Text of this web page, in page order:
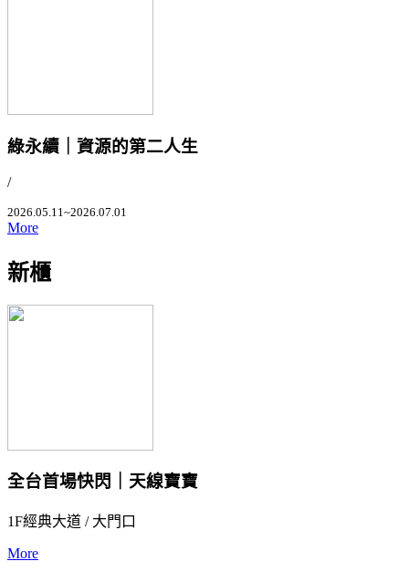
綠永續｜資源的第二人生
/
2026.05.11~2026.07.01
More
新櫃
全台首場快閃｜天線寶寶
1F經典大道 / 大門口
More